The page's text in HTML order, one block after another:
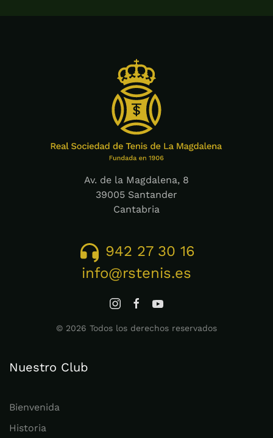
Av. de la Magdalena, 8
39005 Santander
Cantabria
942 27 30 16
info@rstenis.es
© 2026 Todos los derechos reservados
Nuestro Club
Bienvenida
Historia